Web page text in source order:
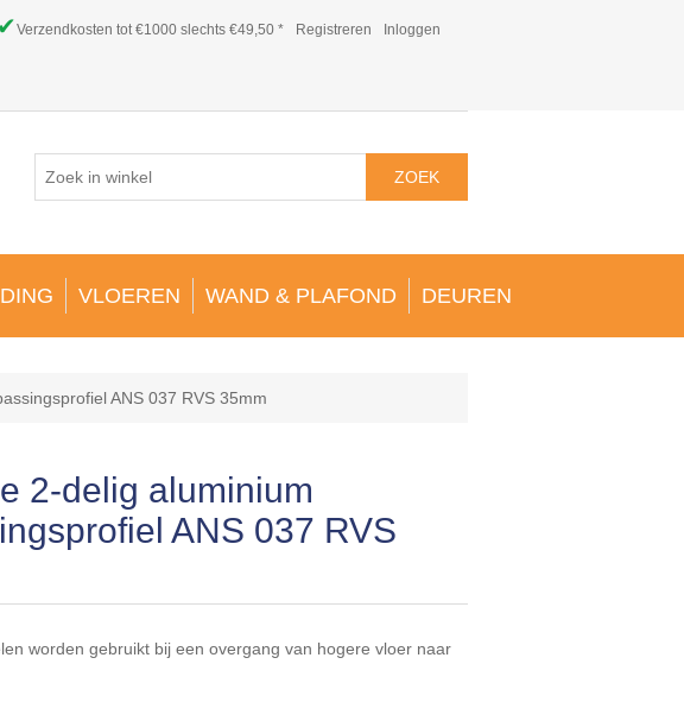
✔Verzendkosten tot €1000 slechts €49,50 * Registreren Inloggen
ZOEK
VLOEREN WAND & PLAFOND DEUREN
ANS 037 RVS 35mm
2-delig aluminium
ANS 037 RVS
worden gebruikt bij een overgang van hogere vloer naar